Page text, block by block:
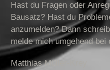
Hast du Fragen oder
Bausatz? Hast du
anzumelden? Dann
melde mich umgehend bei
Matthias Müller-Krey